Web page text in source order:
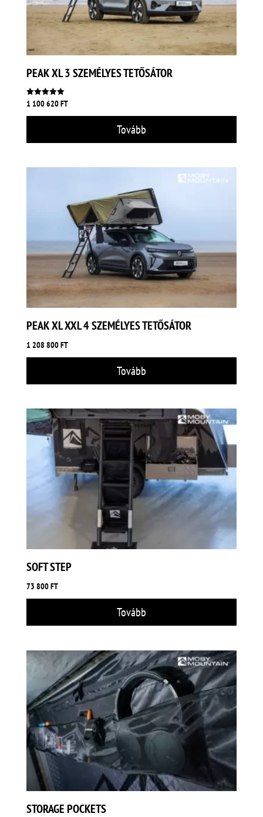
PEAK XL 3 SZEMÉLYES TETŐSÁTOR
Értékelés:
5.00
/ 5
1 100 620FT
Tovább
PEAK XL XXL 4 SZEMÉLYES TETŐSÁTOR
1 208 800FT
Tovább
SOFT STEP
73 800FT
Tovább
STORAGE POCKETS